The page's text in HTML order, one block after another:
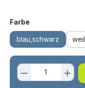
Farbe
blau,schwarz
Produkt